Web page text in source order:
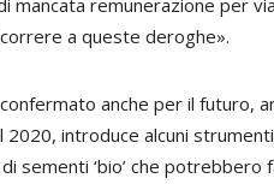
remunerazione per
a queste deroghe».
anche per il futuro,
introduce alcuni
sementi ‘bio’ che potrebbero